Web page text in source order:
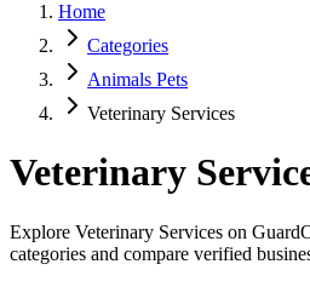
Home
Categories
Animals Pets
Veterinary Services
Veterinary
Explore Veterinary Services on
categories and compare verified